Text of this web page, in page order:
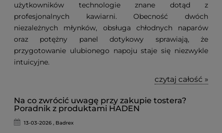
użytkowników technologie znane dotąd z
profesjonalnych kawiarni. Obecność dwóch
niezależnych młynków, obsługa chłodnych naparów
oraz potężny panel dotykowy sprawiają, że
przygotowanie ulubionego napoju staje się niezwykle
intuicyjne.
czytaj całość »
Na co zwrócić uwagę przy zakupie tostera?
Poradnik z produktami HADEN
13-03-2026 , Badrex